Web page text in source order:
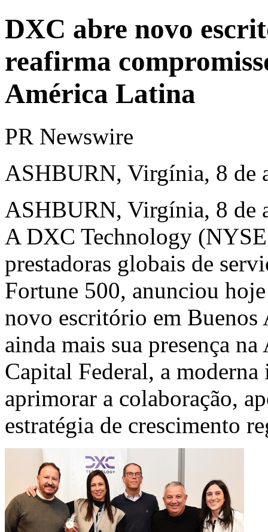
DXC abre novo
reafirma
América Latina
PR Newswire
ASHBURN, Virgínia, 8 de
ASHBURN, Virgínia, 8 de
A DXC Technology
prestadoras globais de
Fortune 500, anunciou
novo escritório em Buenos
ainda mais sua presença
Capital Federal, a
aprimorar a colaboração,
estratégia de crescimento